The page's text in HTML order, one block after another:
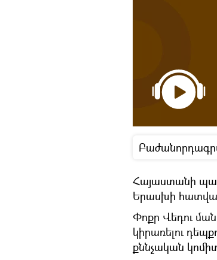
Հայաստանի
Երասխի
Փոքր Վեդու
կիրառելու
քննչական